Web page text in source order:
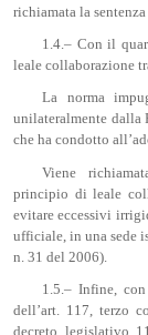
richiamata la
1.4.– Con il
leale collaborazione
La norma
unilateralmente dalla
che ha condotto
Viene
principio di leale
evitare eccessivi
ufficiale, in una sede
n. 31 del 2006).
1.5.– Infine,
dell’art. 117, terzo
decreto legislativo